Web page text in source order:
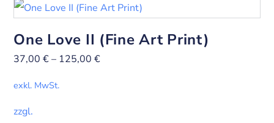
One Love II (Fine Art Print)
37,00€– 125,00€
exkl. MwSt.
zzgl.